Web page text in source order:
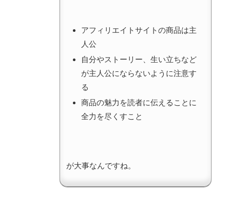
アフィリエイトサイトの商品は主
人公
自分やストーリー、生い立ちなど
が主人公にならないように注意す
る
商品の魅力を読者に伝えることに
全力を尽くすこと
が大事なんですね。